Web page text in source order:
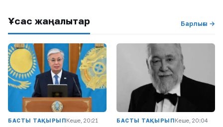
Ұқсас жаңалықтар Барлығы →
БАСТЫ ТАҚЫРЫПКеше, 20:21 БАСТЫ ТАҚЫРЫПКеше, 20:04